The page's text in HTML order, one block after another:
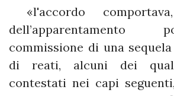
«l'accordo
commissione di una
di reati, alcuni dei
contestati nei capi